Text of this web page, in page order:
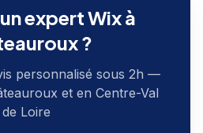
expert Wix à
?
personnalisé sous 2h —
et en Centre-Val
de Loire